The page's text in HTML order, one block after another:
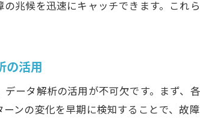
兆候を迅速にキャッチできます。こ
の活用
ータ解析の活用が不可欠です。まず
ンの変化を早期に検知することで、